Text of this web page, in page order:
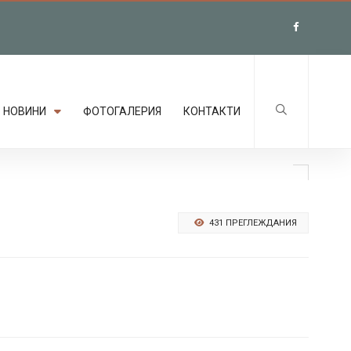
НОВИНИ ФОТОГАЛЕРИЯ КОНТАКТИ
431 ПРЕГЛЕЖДАНИЯ